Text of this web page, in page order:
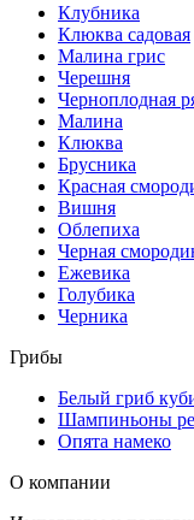
Клубника
Клюква садовая
Малина грис
Черешня
Черноплодная
Малина
Клюква
Брусника
Красная
Вишня
Облепиха
Черная
Ежевика
Голубика
Черника
Грибы
Белый гриб
Шампиньоны
Опята намеко
О компании